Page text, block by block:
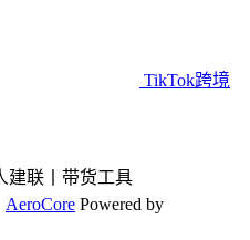
TikTok跨境
建联丨带货工具
AeroCore Powered by